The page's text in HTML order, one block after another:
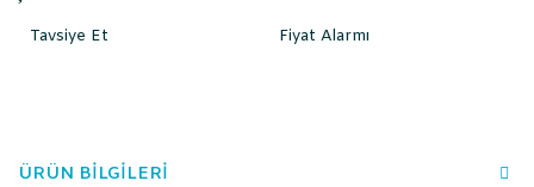
Tavsiye Et Fiyat Alarmı
ÜRÜN BİLGİLERİ